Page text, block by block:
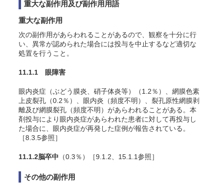
重大な副作用及び副作用用語
重大な副作用
次の副作用があらわれることがあるので、観察を十分に行
い、異常が認められた場合には投与を中止するなど適切な
処置を行うこと。
11.1.1 眼障害
眼内炎症（ぶどう膜炎、硝子体炎等）（1.2％）、網膜色素
上皮裂孔（0.2％）、眼内炎（頻度不明）、裂孔原性網膜剥
離及び網膜裂孔（頻度不明）があらわれることがある。本
剤投与により眼内炎症があらわれた患者に対して再投与し
た場合に、眼内炎症が再発した症例が報告されている。
［8.3.5参照］
11.1.2脳卒中 （0.3％） ［9.1.2、15.1.1参照］
その他の副作用